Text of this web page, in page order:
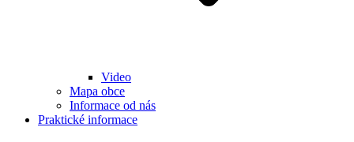
Video
Mapa obce
Informace od nás
Praktické informace